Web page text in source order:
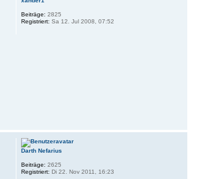
Beiträge: 2825
Registriert: Sa 12. Jul 2008, 07:52
Darth Nefarius
Beiträge: 2625
Registriert: Di 22. Nov 2011, 16:23